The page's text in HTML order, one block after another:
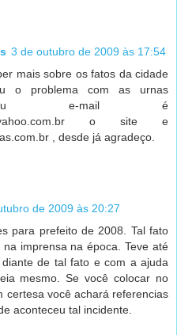
3 de outubro de 2009 às 17:54
mais sobre os fatos da cidade
o problema com as urnas
Meu e-mail é
o site e
, desde já agradeço.
de 2009 às 20:27
para prefeito de 2008. Tal fato
imprensa na época. Teve até
de tal fato e com a ajuda
mesmo. Se você colocar no
certesa você achará referencias
aconteceu tal incidente.